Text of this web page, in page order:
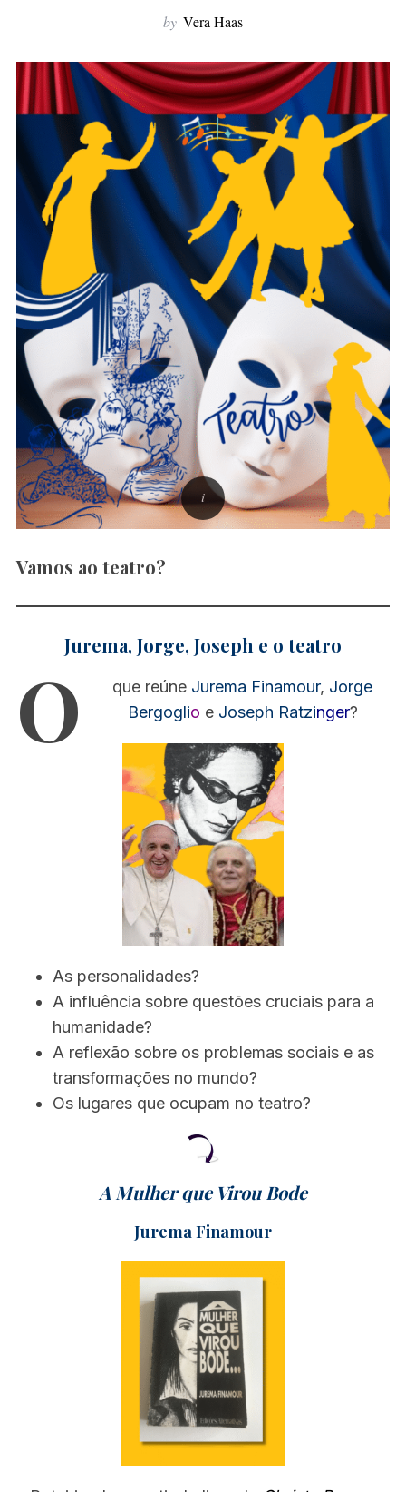
r
:
by Vera Haas
Vamos ao teatro?
Jurema, Jorge, Joseph e o teatro
O que reúne Jurema Finamour, Jorge
Bergoglio e Joseph Ratzinger?
As personalidades?
A influência sobre questões cruciais para a
humanidade?
A reflexão sobre os problemas sociais e as
transformações no mundo?
Os lugares que ocupam no teatro?
A Mulher que Virou Bode
Jurema Finamour